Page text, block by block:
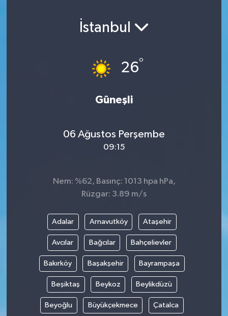
İstanbul
26°
Güneşli
06 Ağustos Perşembe
09:15
Nem: %62, Basınç: 1013 hpa hPa,
Rüzgar: 3.89 m/s
Adalar Arnavutköy Ataşehir
Avcılar Bağcılar Bahçelievler
Bakırköy Başakşehir Bayrampaşa
Beşiktaş Beykoz Beylikdüzü
Beyoğlu Büyükçekmece Çatalca